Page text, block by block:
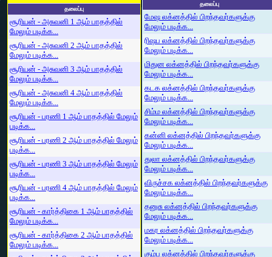
தலைப்பு
சூரியன் - அசுவனி 1 ஆம் பாதத்தில்
மேலும் படிக்க...
சூரியன் - அசுவனி 2 ஆம் பாதத்தில்
மேலும் படிக்க...
சூரியன் - அசுவனி 3 ஆம் பாதத்தில்
மேலும் படிக்க...
சூரியன் - அசுவனி 4 ஆம் பாதத்தில்
மேலும் படிக்க...
சூரியன் - பரணி 1 ஆம் பாதத்தில் மேலும்
படிக்க...
சூரியன் - பரணி 2 ஆம் பாதத்தில் மேலும்
படிக்க...
சூரியன் - பரணி 3 ஆம் பாதத்தில் மேலும்
படிக்க...
சூரியன் - பரணி 4 ஆம் பாதத்தில் மேலும்
படிக்க...
சூரியன் - கார்த்திகை 1 ஆம் பாதத்தில்
மேலும் படிக்க...
சூரியன் - கார்த்திகை 2 ஆம் பாதத்தில்
மேலும் படிக்க...
தலைப்பு
மேஷ லக்னத்தில் பிறந்தவர்களுக்கு
மேலும் படிக்க...
ரிஷப லக்னத்தில் பிறந்தவர்களுக்கு
மேலும் படிக்க...
மிதுன லக்னத்தில் பிறந்தவர்களுக்கு
மேலும் படிக்க...
கடக லக்னத்தில் பிறந்தவர்களுக்கு
மேலும் படிக்க...
சிம்ம லக்னத்தில் பிறந்தவர்களுக்கு
மேலும் படிக்க...
கன்னி லக்னத்தில் பிறந்தவர்களுக்கு
மேலும் படிக்க...
துலா லக்னத்தில் பிறந்தவர்களுக்கு
மேலும் படிக்க...
விருச்சக லக்னத்தில் பிறந்தவர்களுக்கு
மேலும் படிக்க...
தனுசு லக்னத்தில் பிறந்தவர்களுக்கு
மேலும் படிக்க...
மகர லக்னத்தில் பிறந்தவர்களுக்கு
மேலும் படிக்க...
கும்ப லக்னத்தில் பிறந்தவர்களுக்கு